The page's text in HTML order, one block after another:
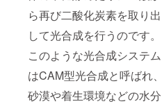
ら再び二酸化炭素を取り出
して光合成を行うのです。
このような光合成システム
はCAM型光合成と呼ばれ、
砂漠や着生環境などの水分